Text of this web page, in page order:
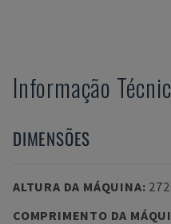
Informação
DIMENSÕES
ALTURA DA MÁQUINA:
COMPRIMENTO DA